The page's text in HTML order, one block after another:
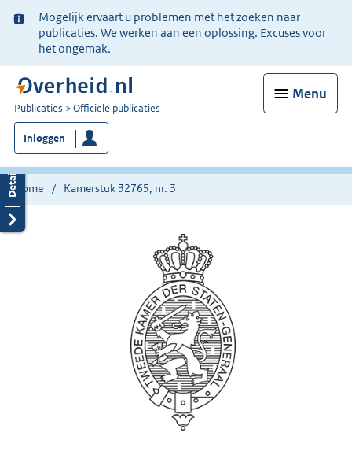
Ter
informatie:
Mogelijk ervaart u problemen met het zoeken naar
publicaties. We werken aan een oplossing. Excuses voor
het ongemak.
Menu
U
bent
nu
hier:
Publicaties Officiële publicaties
Inloggen
Home Kamerstuk 32765, nr. 3